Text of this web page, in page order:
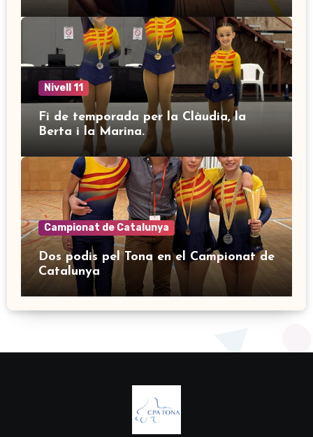
Nivell 11
Fi de temporada per la Clàudia, la
Berta i la Marina.
Campionat de Catalunya
Dos podis pel Tona en el Campionat de
Catalunya